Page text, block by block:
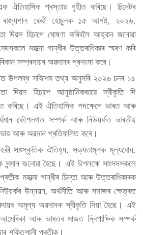
ঐতিহাসিক প্ৰস্তাৱ গৃহীত কৰিছে। চিনেটৰ
কেথী হোচুলক ১৫ আগষ্ট, ২০২৬,
দিৱস হিচাপে ঘোষণা কৰিবলৈ আহ্বান জনোৱা
মহাত্মা গান্ধীৰ উত্তৰাধিকাৰ স্মৰণ কৰি
সম্প্ৰদায়ৰ অৱদানৰ প্ৰশংসা কৰে।
উপলব্ধ সবিশেষ তথ্য অনুসৰি ২০২৬ চনৰ ১৫
দিৱস হিচাপে আনুষ্ঠানিকভাৱে স্বীকৃতি দি
কৰিছে। এই ঐতিহাসিক পদক্ষেপে ভাৰত আৰু
কৌশলগত সম্পৰ্ক আৰু নিউয়ৰ্কত ভাৰতীয়
আৰু অৱদান প্ৰতিফলিত কৰে।
সাংস্কৃতিক ঐতিহ্য, সভ্যতামূলক মূল্যবোধ,
সন্মান জনোৱা হৈছে। এই উপলক্ষে সাংসদসকলে
মহাত্মা গান্ধীৰ চিন্তা আৰু উত্তৰাধিকাৰক
উন্নয়ন, অৰ্থনীতি আৰু সমাজৰ ক্ষেত্ৰত
অমূল্য অৱদানক স্বীকৃতি দিয়া হৈছে। এই
আৰু ভাৰতৰ মাজত দ্বিপাক্ষিক সম্পৰ্ক
শক্তিশালী প্ৰতীক।